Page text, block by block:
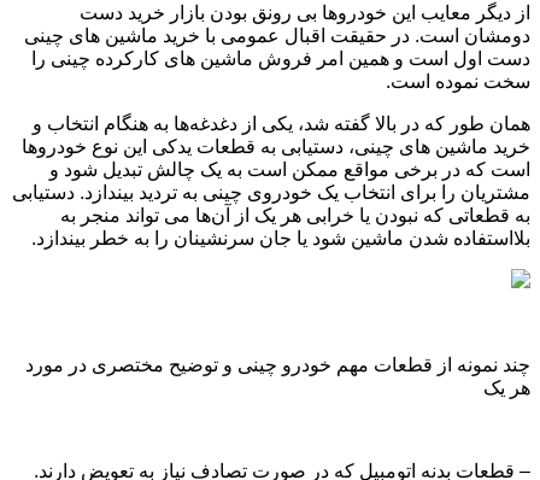
از دیگر معایب این خودروها بی ‌رونق بودن بازار خرید دست
‌دومشان است. در حقیقت اقبال عمومی با خرید ماشین ‌های چینی
دست‌ اول است و همین امر فروش ماشین‌ های کارکرده‌ چینی را
سخت نموده است.
همان‌ طور که در بالا گفته شد، یکی از دغدغه‌ها به هنگام انتخاب و
خرید ماشین ‌های چینی، دستیابی به قطعات یدکی این نوع خودروها
است که در برخی مواقع ممکن است به یک چالش تبدیل شود و
مشتریان را برای انتخاب یک خودروی چینی به تردید بیندازد. دستیابی
به قطعاتی که نبودن یا خرابی هر یک از آن‌ها می ‌تواند منجر به
بلااستفاده شدن ماشین شود یا جان سرنشینان را به خطر بیندازد.
چند نمونه از قطعات مهم خودرو چینی و توضیح مختصری در مورد
هر یک
– قطعات بدنه‌ اتومبیل که در صورت تصادف نیاز به تعویض دارند.